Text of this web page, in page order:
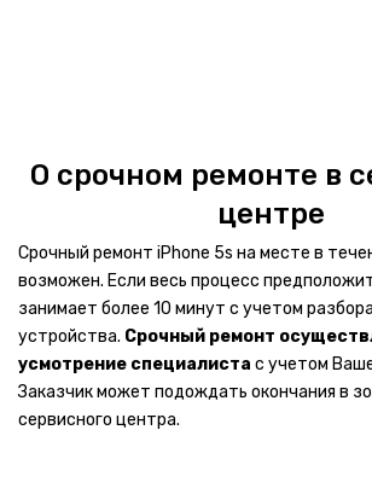
Домашние кинотеатры
Плеера
Видеоняни
Умные колонки
Фотовспышки
О срочном ремонте в
центре
Срочный ремонт iPhone 5s на месте в
возможен. Если весь процесс
занимает более 10 минут с учетом
устройства. Срочный ремонт
усмотрение специалиста с учетом
Заказчик может подождать окончания в
сервисного центра.